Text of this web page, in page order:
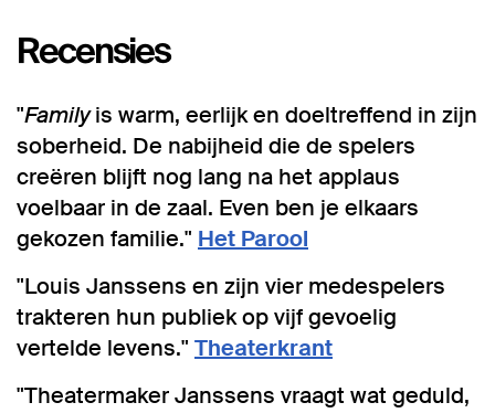
Recensies
"Familyis warm, eerlijk en doeltreffend in zijn
soberheid. De nabijheid die de spelers
creëren blijft nog lang na het applaus
voelbaar in de zaal. Even ben je elkaars
gekozen familie." Het Parool
"Louis Janssens en zijn vier medespelers
trakteren hun publiek op vijf gevoelig
vertelde levens." Theaterkrant
"Theatermaker Janssens vraagt wat geduld,